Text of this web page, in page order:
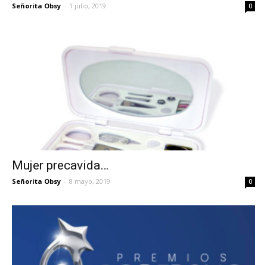
Señorita Obsy - 1 julio, 2019 0
Mujer precavida…
Señorita Obsy - 8 mayo, 2019 0